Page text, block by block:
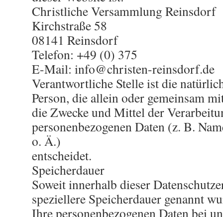
Christliche Versammlung Reinsdorf
Kirchstraße 58
08141 Reinsdorf
Telefon: +49 (0) 375
E-Mail: info@christen-reinsdorf.de
Verantwortliche Stelle ist die
Person, die allein oder gemeinsam
die Zwecke und Mittel der
personenbezogenen Daten (z. B.
o. Ä.)
entscheidet.
Speicherdauer
Soweit innerhalb dieser
speziellere Speicherdauer genannt
Ihre personenbezogenen Daten bei